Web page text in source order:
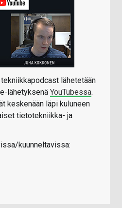
lähetetään
lähetyksenä YouTubessa.
keskenään läpi kuluneen
tietotekniikka- ja
kuunneltavissa: